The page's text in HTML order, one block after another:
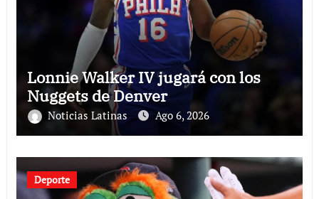
Lonnie Walker IV jugará con los
Nuggets de Denver
Noticias Latinas Ago 6, 2026
Deporte